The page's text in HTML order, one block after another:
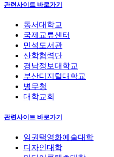
관련사이트 바로가기
동서대학교
국제교류센터
민석도서관
산학협력단
경남정보대학교
부산디지털대학교
병무청
대학교회
관련사이트 바로가기
임권택영화예술대학
디자인대학